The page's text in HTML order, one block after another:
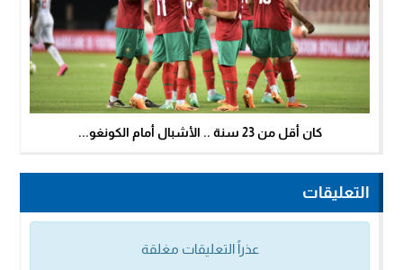
كان أقل من 23 سنة .. الأشبال أمام الكونغو...
التعليقات
عذراً التعليقات مغلقة